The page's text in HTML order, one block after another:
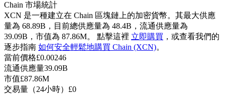
多種以USDC結算的永續合約
Chain 市場統計
XCN 是一種建立在 Chain 區塊鏈上的加密貨幣。其最大供應
量為 68.89B，目前總供應量為 48.4B，流通供應量為
39.09B，市值為 87.86M。 點擊這裡 立即購買 ，或查看我們的
逐步指南 如何安全輕鬆地購買 Chain (XCN)。
當前價格£0.00246
流通供應量39.09B
市值£87.86M
交易量（24小時） £0